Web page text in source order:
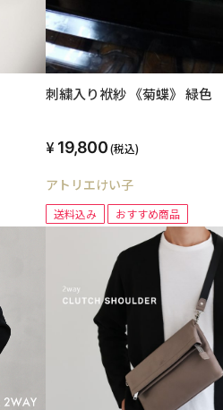
刺繍入り袱紗 《菊蝶》 緑色
19,800(税込)
アトリエけい子
送料込み おすすめ商品